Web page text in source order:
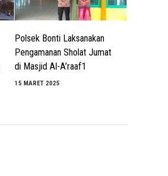
Polsek Bonti Laksanakan
Pengamanan Sholat Jumat
di Masjid Al-A’raaf1
15 MARET 2025